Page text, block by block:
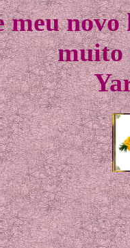
meu
muito